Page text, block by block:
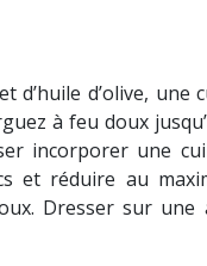
d’huile d’olive, une
à feu doux
incorporer une
et réduire au
Dresser sur une